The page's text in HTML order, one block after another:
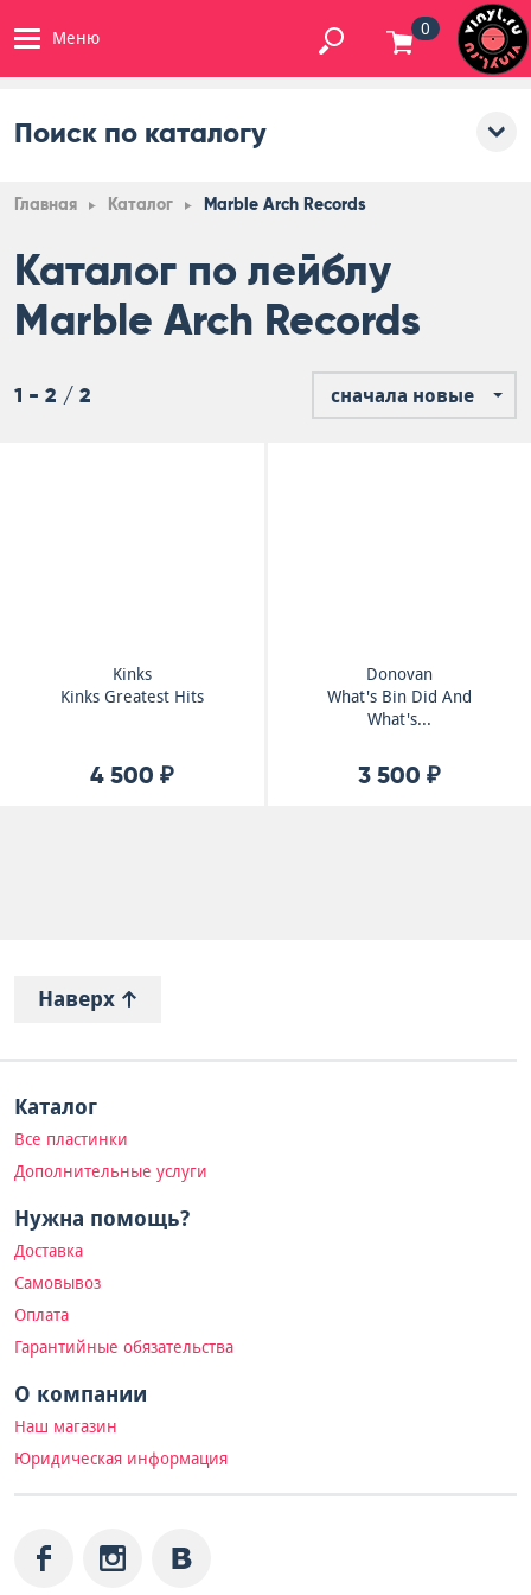
Меню 0
Поиск по каталогу
Главная Каталог Marble Arch Records
Каталог по лейблу
Marble Arch Records
1 - 2 / 2 сначала новые
Kinks
Kinks Greatest Hits
4 500 ₽
Donovan
What's Bin Did And
What's...
3 500 ₽
Наверх
Каталог
Все пластинки
Дополнительные услуги
Нужна помощь?
Доставка
Самовывоз
Оплата
Гарантийные обязательства
О компании
Наш магазин
Юридическая информация